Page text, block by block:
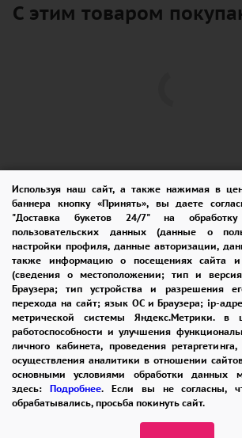
Используя наш сайт, а также нажимая в
баннера кнопку «Принять», вы даете
"Доставка букетов 24/7" на
пользовательских данных (данные о
настройки профиля, данные авторизации,
также информацию о посещениях сайта
(сведения о местоположении; тип и
Браузера; тип устройства и разрешения
перехода на сайт; язык ОС и Браузера; ip-
метрической системы Яндекс.Метрики. в
работоспособности и улучшения
личного кабинета, проведения
осуществления аналитики в отношении
основными условиями обработки данных
здесь: Подробнее. Если вы не согласны,
обрабатывались, просьба покинуть сайт.
С этим товаром
ПОМОЩЬ ОПЛАТА
ГАРАНТИИ
КУПОН
ОТЗЫВЫ
КОНТАКТЫ
8 965 242-37-47